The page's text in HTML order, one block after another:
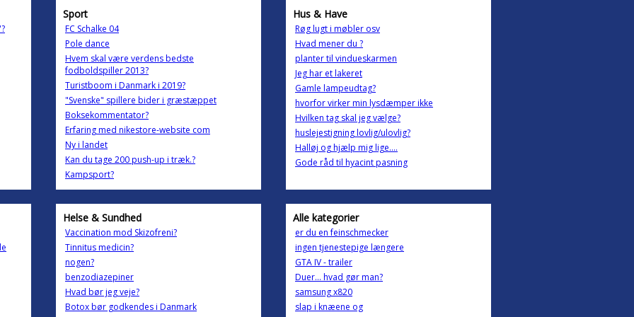
Sport
FC Schalke 04
Pole dance
Hvem skal være verdens bedste
fodboldspiller 2013?
Turistboom i Danmark i 2019?
"Svenske" spillere bider i græstæppet
Boksekommentator?
Erfaring med nikestore-website com
Ny i landet
Kan du tage 200 push-up i træk.?
Kampsport?
Hus & Have
Røg lugt i møbler osv
Hvad mener du ?
planter til vindueskarmen
Jeg har et lakeret
Gamle lampeudtag?
hvorfor virker min lysdæmper ikke
Hvilken tag skal jeg vælge?
huslejestigning lovlig/ulovlig?
Halløj og hjælp mig lige....
Gode råd til hyacint pasning
Helse & Sundhed
Vaccination mod Skizofreni?
Tinnitus medicin?
nogen?
benzodiazepiner
Hvad bør jeg veje?
Botox bør godkendes i Danmark
Alle kategorier
er du en feinschmecker
ingen tjenestepige længere
GTA IV - trailer
Duer... hvad gør man?
samsung x820
slap i knæene og